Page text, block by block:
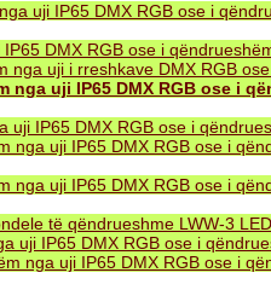
uji IP65 DMX RGB ose i
DMX RGB ose i
nga uji i rreshkave DMX RGB
nga uji IP65 DMX RGB ose i
uji IP65 DMX RGB ose i
nga uji IP65 DMX RGB ose i
nga uji IP65 DMX RGB ose i
të qëndrueshme LWW-3 LED
uji IP65 DMX RGB ose i
nga uji IP65 DMX RGB ose i